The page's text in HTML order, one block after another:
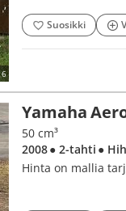
6
Suosikki
Yamaha
50 cm³
2008● 2-tahti ●
Hinta on mallia